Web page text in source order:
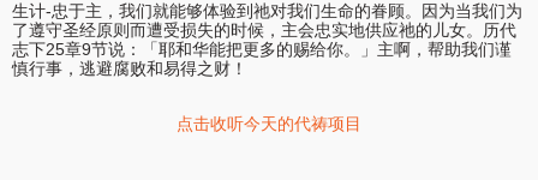
生计-忠于主，我们就能够体验到祂对我们生命的眷顾。因为当我们为
了遵守圣经原则而遭受损失的时候，主会忠实地供应祂的儿女。历代
志下25章9节说：「耶和华能把更多的赐给你。」主啊，帮助我们谨
慎行事，逃避腐败和易得之财！
点击收听今天的代祷项目